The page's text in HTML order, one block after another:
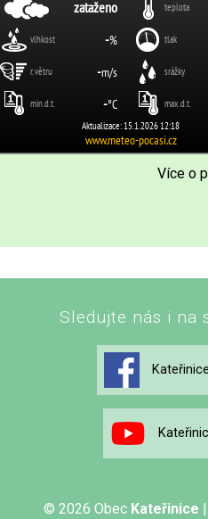
Více o
Sledujte nás i na
© 2026 Obec Kateřinice |